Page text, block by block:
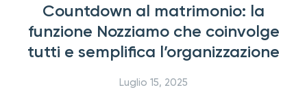
Countdown al matrimonio: la
funzione Nozziamo che coinvolge
tutti e semplifica l’organizzazione
Luglio 15, 2025